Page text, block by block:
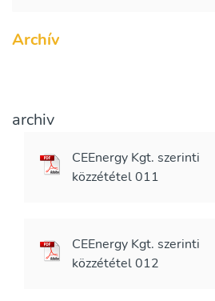
Archív
archiv
CEEnergy Kgt. szerinti
közzététel 011
CEEnergy Kgt. szerinti
közzététel 012